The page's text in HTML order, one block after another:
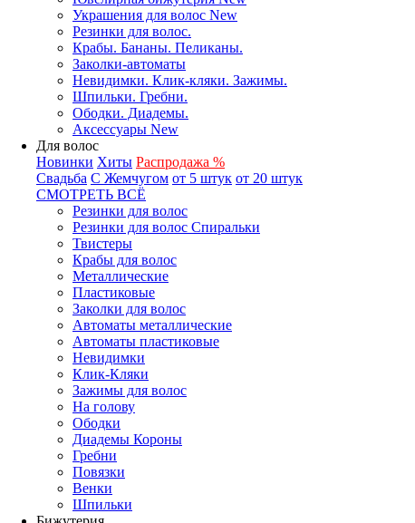
Украшения для волос New
Резинки для волос.
Крабы. Бананы. Пеликаны.
Заколки-автоматы
Невидимки. Клик-кляки. Зажимы.
Шпильки. Гребни.
Ободки. Диадемы.
Аксессуары New
Для волос
Новинки Хиты Распродажа %
Свадьба С Жемчугом от 5 штук от 20 штук
СМОТРЕТЬ ВСЁ
Резинки для волос
Резинки для волос Спиральки
Твистеры
Крабы для волос
Металлические
Пластиковые
Заколки для волос
Автоматы металлические
Автоматы пластиковые
Невидимки
Клик-Кляки
Зажимы для волос
На голову
Ободки
Диадемы Короны
Гребни
Повязки
Венки
Шпильки